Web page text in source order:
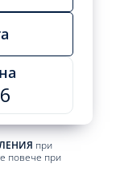
при
повече при